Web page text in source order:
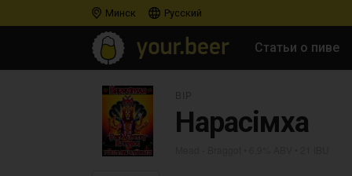
Минск Русский
Статьи о пиве
Нарасiмха